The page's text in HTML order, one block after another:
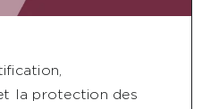
la protection des